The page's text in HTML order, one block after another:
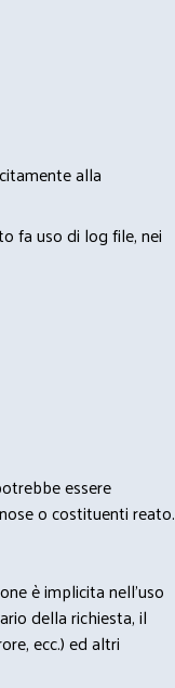
alla
fa uso di log file, nei
essere
o costituenti reato.
è implicita nell'uso
della richiesta, il
ecc.) ed altri